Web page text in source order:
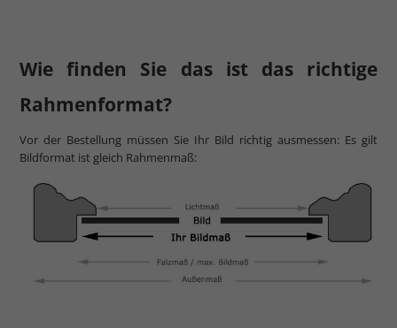
Wie finden Sie das ist das richtige
Rahmenformat?
Vor der Bestellung müssen Sie Ihr Bild richtig ausmessen: Es gilt
Bildformat ist gleich Rahmenmaß: